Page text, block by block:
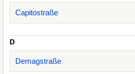
Capitostraße
D
Demagstraße